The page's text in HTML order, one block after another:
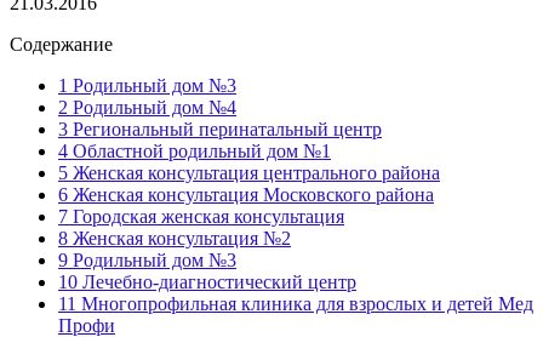
Содержание
1 Родильный дом №3
2 Родильный дом №4
3 Региональный перинатальный центр
4 Областной родильный дом №1
5 Женская консультация центрального района
6 Женская консультация Московского района
7 Городская женская консультация
8 Женская консультация №2
9 Родильный дом №3
10 Лечебно-диагностический центр
11 Многопрофильная клиника для взрослых и детей Мед
Профи